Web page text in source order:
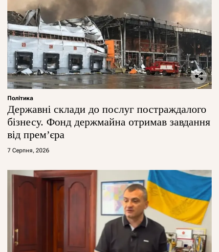
Політика
Державні склади до послуг постраждалого
бізнесу. Фонд держмайна отримав завдання
від прем’єра
7 Серпня, 2026